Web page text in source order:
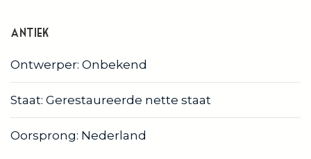
antiek
Ontwerper: Onbekend
Staat: Gerestaureerde nette staat
Oorsprong: Nederland